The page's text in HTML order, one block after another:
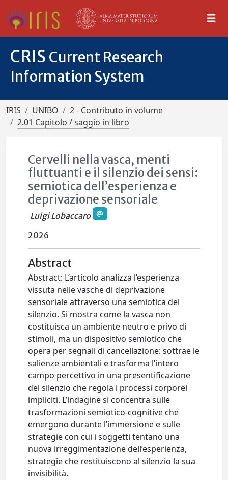
CRIS Current Research
Information System
IRIS UNIBO
2 - Contributo in volume
2.01 Capitolo / saggio in libro
Cervelli nella vasca, menti
fluttuanti e il silenzio dei sensi:
semiotica dell’esperienza e
deprivazione sensoriale
Luigi Lobaccaro
2026
Abstract
Abstract: L’articolo analizza l’esperienza
vissuta nelle vasche di deprivazione
sensoriale attraverso una semiotica del
silenzio. Si mostra come la vasca non
costituisca un ambiente neutro e privo di
stimoli, ma un dispositivo semiotico che
opera per segnali di cancellazione: sottrae le
salienze ambientali e trasforma l’intero
campo percettivo in una presentificazione
del silenzio che regola i processi corporei
impliciti. L’indagine si concentra sulle
trasformazioni semiotico-cognitive che
emergono durante l’immersione e sulle
strategie con cui i soggetti tentano una
nuova irreggimentazione dell’esperienza,
strategie che restituiscono al silenzio la sua
invisibilità.